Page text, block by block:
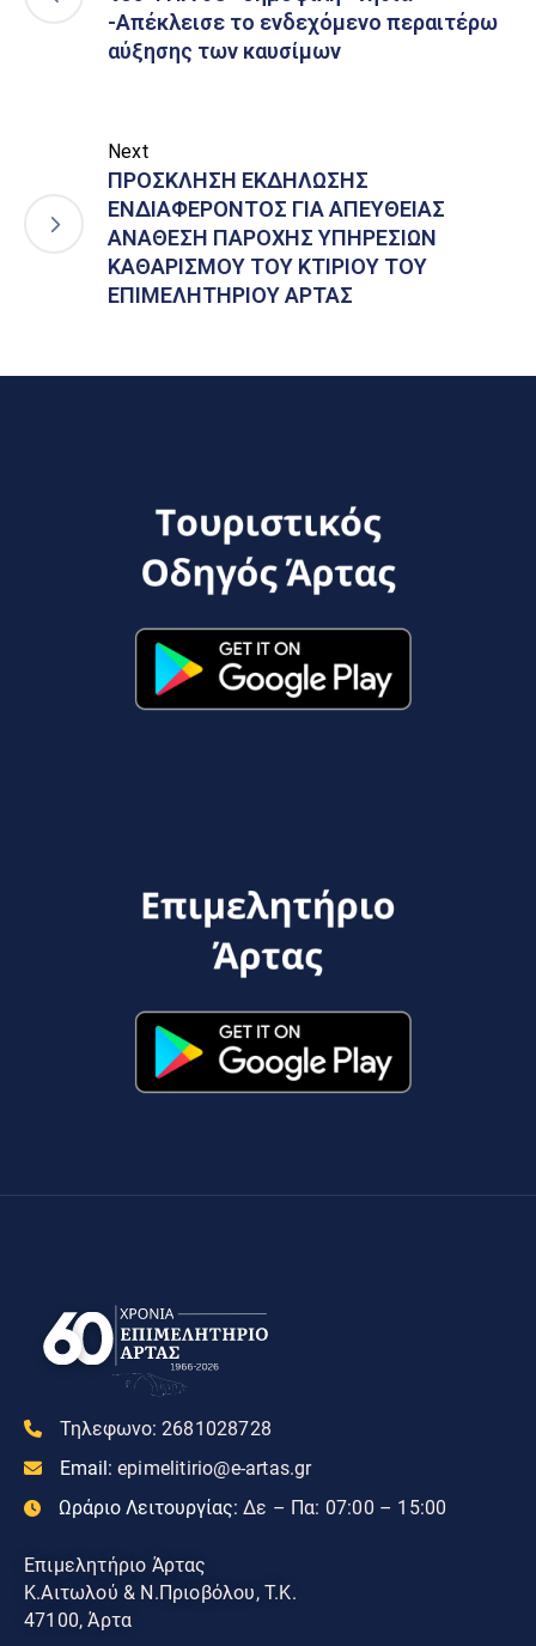
-Απέκλεισε το ενδεχόμενο περαιτέρω
αύξησης των καυσίμων
Next
ΠΡΟΣΚΛΗΣΗ ΕΚΔΗΛΩΣΗΣ
ΕΝΔΙΑΦΕΡΟΝΤΟΣ ΓΙΑ ΑΠΕΥΘΕΙΑΣ
ΑΝΑΘΕΣΗ ΠΑΡΟΧΗΣ ΥΠΗΡΕΣΙΩΝ
ΚΑΘΑΡΙΣΜΟΥ ΤΟΥ ΚΤΙΡΙΟΥ ΤΟΥ
ΕΠΙΜΕΛΗΤΗΡΙΟΥ ΑΡΤΑΣ
Τηλεφωνο: 2681028728
Email: epimelitirio@e-artas.gr
Ωράριο Λειτουργίας: Δε – Πα: 07:00 – 15:00
Επιμελητήριο Άρτας
Κ.Αιτωλού & Ν.Πριοβόλου, Τ.Κ.
47100, Άρτα